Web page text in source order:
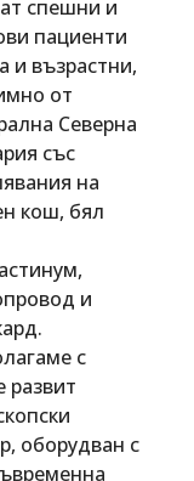
спешни и
пациенти
и възрастни,
от
Северна
със
на
кош, бял
и
с
развит
оборудван с